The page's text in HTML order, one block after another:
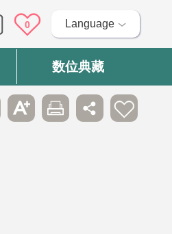
0 Language
数位典藏